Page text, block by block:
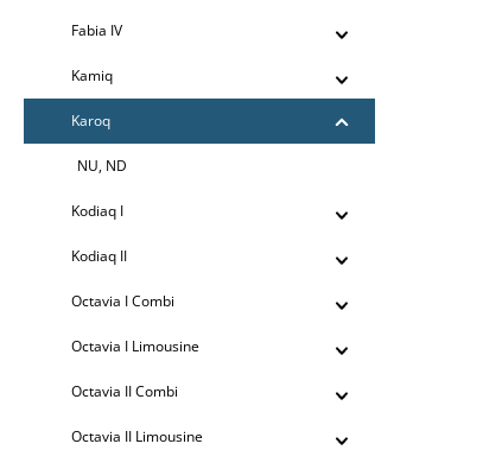
Fabia IV
Kamiq
Karoq
NU, ND
Kodiaq I
Kodiaq II
Octavia I Combi
Octavia I Limousine
Octavia II Combi
Octavia II Limousine